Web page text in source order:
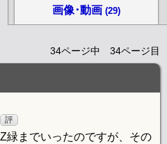
画像･動画 (29)
34ページ中 34ページ目
評
緑までいったのですが、その